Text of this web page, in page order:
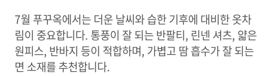
7월 푸꾸옥에서는 더운 날씨와 습한 기후에 대비한 옷차
림이 중요합니다. 통풍이 잘 되는 반팔티, 린넨 셔츠, 얇은
원피스, 반바지 등이 적합하며, 가볍고 땀 흡수가 잘 되는
면 소재를 추천합니다.